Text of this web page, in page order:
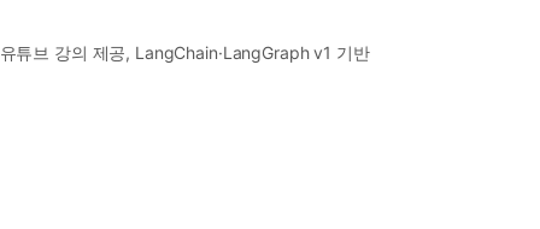
튜브 강의 제공, LangChain·LangGraph v1 기반